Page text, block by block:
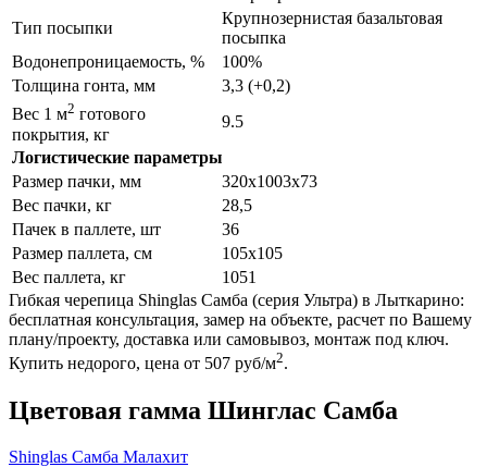
Тип посыпки
Крупнозернистая базальтовая
посыпка
Водонепроницаемость, %
100%
Толщина гонта, мм
3,3 (+0,2)
Вес 1 м2 готового
покрытия, кг
9.5
Логистические параметры
Размер пачки, мм
320х1003х73
Вес пачки, кг
28,5
Пачек в паллете, шт
36
Размер паллета, см
105х105
Вес паллета, кг
1051
Гибкая черепица Shinglas Самба (серия Ультра) в Лыткарино:
бесплатная консультация, замер на объекте, расчет по Вашему
плану/проекту, доставка или самовывоз, монтаж под ключ.
Купить недорого, цена от 507 руб/м2.
Цветовая гамма Шинглас Самба
Shinglas Самба Малахит